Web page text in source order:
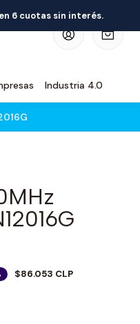
Industria 4.0
6 cuotas sin interés.
$86.053 CLP